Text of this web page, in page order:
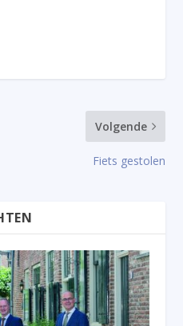
Volgende
Fiets gestolen